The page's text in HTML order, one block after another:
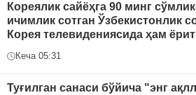
Кореялик сайёҳга 90 минг сўмлик
ичимлик сотган Ўзбекистонлик
Корея телевидениясида ҳам
Кеча 05:31
Туғилган санаси бўйича "энг